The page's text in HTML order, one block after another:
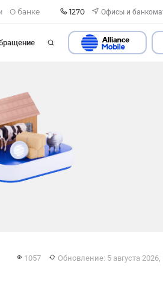
О банке 1270 Офисы и
1057 Обновление: 5 августа 2026,